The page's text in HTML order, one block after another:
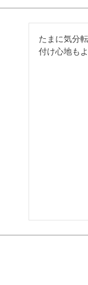
たまに気分
付け心地も